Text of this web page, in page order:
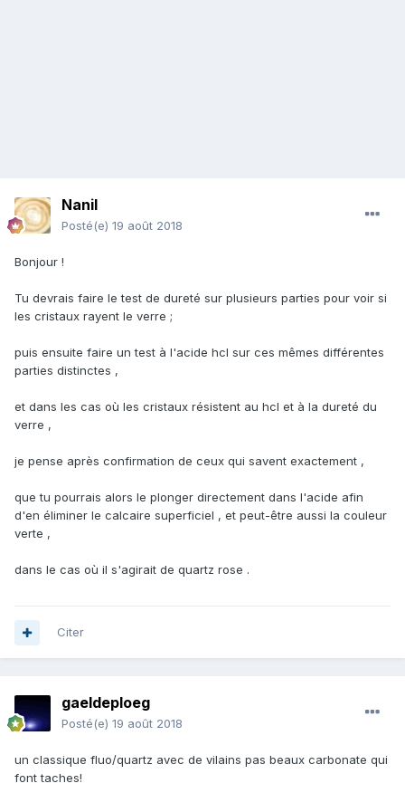
Nanil
Posté(e) 19 août 2018
Bonjour !
Tu devrais faire le test de dureté sur plusieurs parties pour voir si
les cristaux rayent le verre ;
puis ensuite faire un test à l'acide hcl sur ces mêmes différentes
parties distinctes ,
et dans les cas où les cristaux résistent au hcl et à la dureté du
verre ,
je pense après confirmation de ceux qui savent exactement ,
que tu pourrais alors le plonger directement dans l'acide afin
d'en éliminer le calcaire superficiel , et peut-être aussi la couleur
verte ,
dans le cas où il s'agirait de quartz rose .
Citer
gaeldeploeg
Posté(e) 19 août 2018
un classique fluo/quartz avec de vilains pas beaux carbonate qui
font taches!